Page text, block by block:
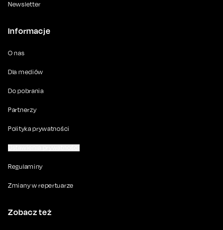
Newsletter
Informacje
O nas
Dla mediów
Do pobrania
Partnerzy
Polityka prywatności
Regulaminy
Zmiany w repertuarze
Zobacz też